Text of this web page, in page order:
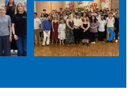
Nex
t